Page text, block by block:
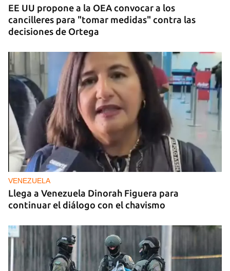
EE UU propone a la OEA convocar a los
cancilleres para "tomar medidas" contra las
decisiones de Ortega
VENEZUELA
Llega a Venezuela Dinorah Figuera para
continuar el diálogo con el chavismo